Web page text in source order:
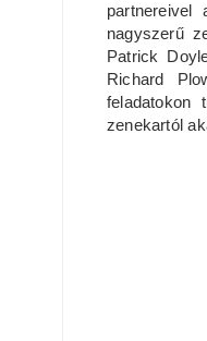
partnereivel
nagyszerű
Patrick
Richard
feladatokon
zenekartól